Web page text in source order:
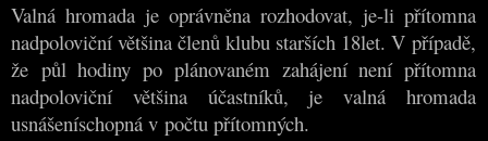
Valná hromada je oprávněna rozhodovat, je-li přítomna
nadpoloviční většina členů klubu starších 18let. V případě,
že půl hodiny po plánovaném zahájení není přítomna
nadpoloviční většina účastníků, je valná hromada
usnášeníschopná v počtu přítomných.